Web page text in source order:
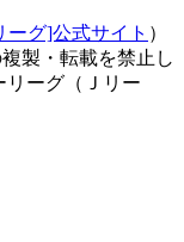
ーグ]公式サイト ）
製・転載を禁止し
ーグ（Ｊリー